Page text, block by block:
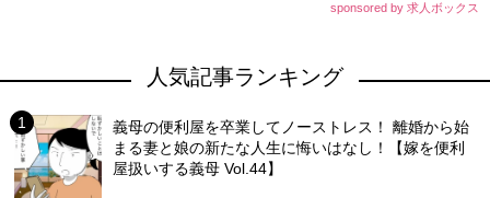
sponsored by 求人ボックス
人気記事ランキング
義母の便利屋を卒業してノーストレス！ 離婚から始
まる妻と娘の新たな人生に悔いはなし！【嫁を便利
屋扱いする義母 Vol.44】